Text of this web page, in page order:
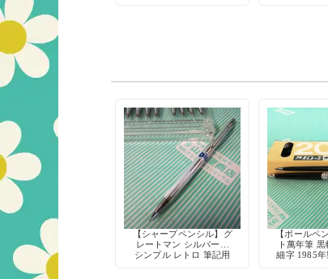
【シャープペンシル】グ
レートマン シルバー軸
シンプル レトロ 筆記用
【ボールペ
ト萬年筆 黒
細字 1985年